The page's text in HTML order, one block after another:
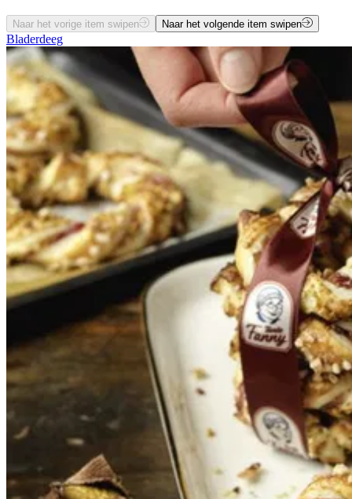
Naar het vorige item swipen Naar het volgende item swipen
Bladerdeeg